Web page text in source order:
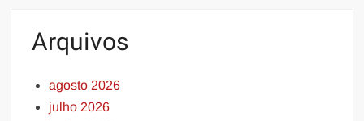
Arquivos
agosto 2026
julho 2026